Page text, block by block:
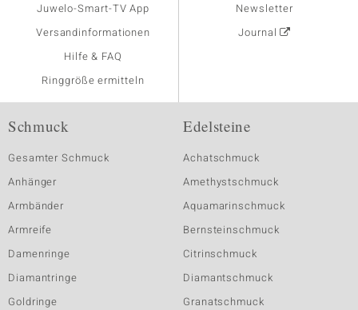
Juwelo-Smart-TV App
Versandinformationen
Hilfe & FAQ
Ringgröße ermitteln
Newsletter
Journal
Schmuck
Gesamter Schmuck
Anhänger
Armbänder
Armreife
Damenringe
Diamantringe
Goldringe
Edelsteine
Achatschmuck
Amethystschmuck
Aquamarinschmuck
Bernsteinschmuck
Citrinschmuck
Diamantschmuck
Granatschmuck